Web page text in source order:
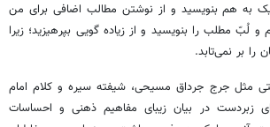
به هم بنویسید و از نوشتن مطالب اضافی برای من
و لُبّ مطلب را بنویسید و از زیاده گویی بپرهیزید؛ زیرا
را بر نمی‌تابد.
مثل جرج جرداق مسیحی، شیفته سیره و کلام امام
زبردست در بیان زیبای مفاهیم ذهنی و احساسات